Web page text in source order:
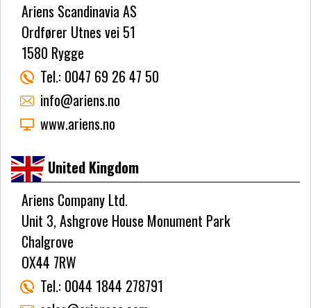
Ariens Scandinavia AS
Ordfører Utnes vei 51
1580 Rygge
Tel.: 0047 69 26 47 50
info@ariens.no
www.ariens.no
United Kingdom
Ariens Company Ltd.
Unit 3, Ashgrove House Monument Park
Chalgrove
OX44 7RW
Tel.: 0044 1844 278791